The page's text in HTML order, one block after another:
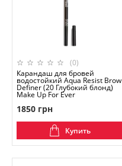
(0)
Карандаш для бровей
водостойкий Aqua Resist Brow
Definer (20 Глубокий блонд)
Make Up For Ever
1850 грн
Купить